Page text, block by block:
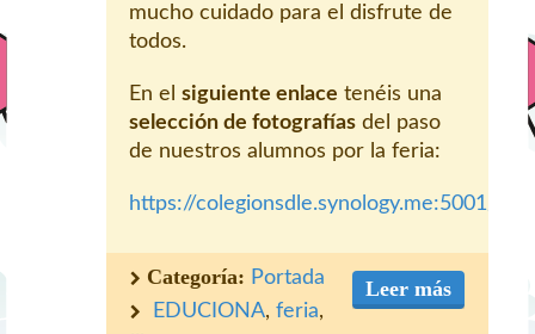
mucho cuidado para el disfrute de
todos.
En el siguiente enlace tenéis una
selección de fotografías del paso
de nuestros alumnos por la feria:
https://colegionsdle.synology.me:5001/
Leer más
Categoría: Portada
EDUCIONA, feria,